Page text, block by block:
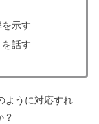
示す
話す
ように対応すれ
？